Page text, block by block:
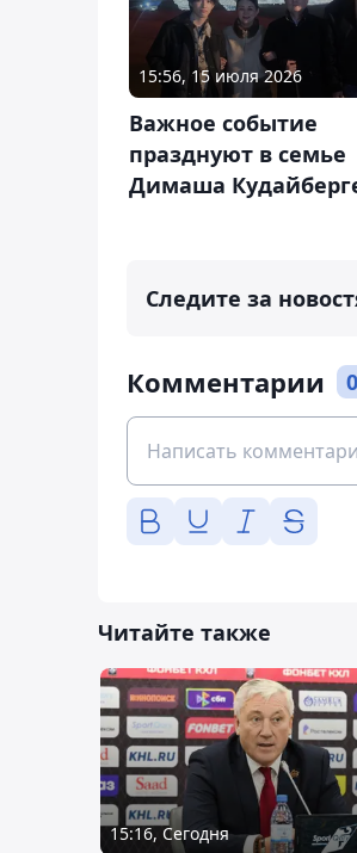
15:56, 15 июля 2026
Важное событие
празднуют в семье
Димаша
Следите за
Комментарии 0
Читайте также
15:16, Сегодня